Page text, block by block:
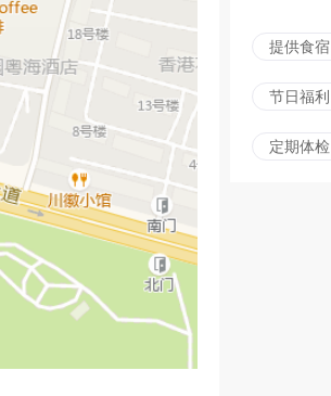
提供食宿
节日福利
定期体检